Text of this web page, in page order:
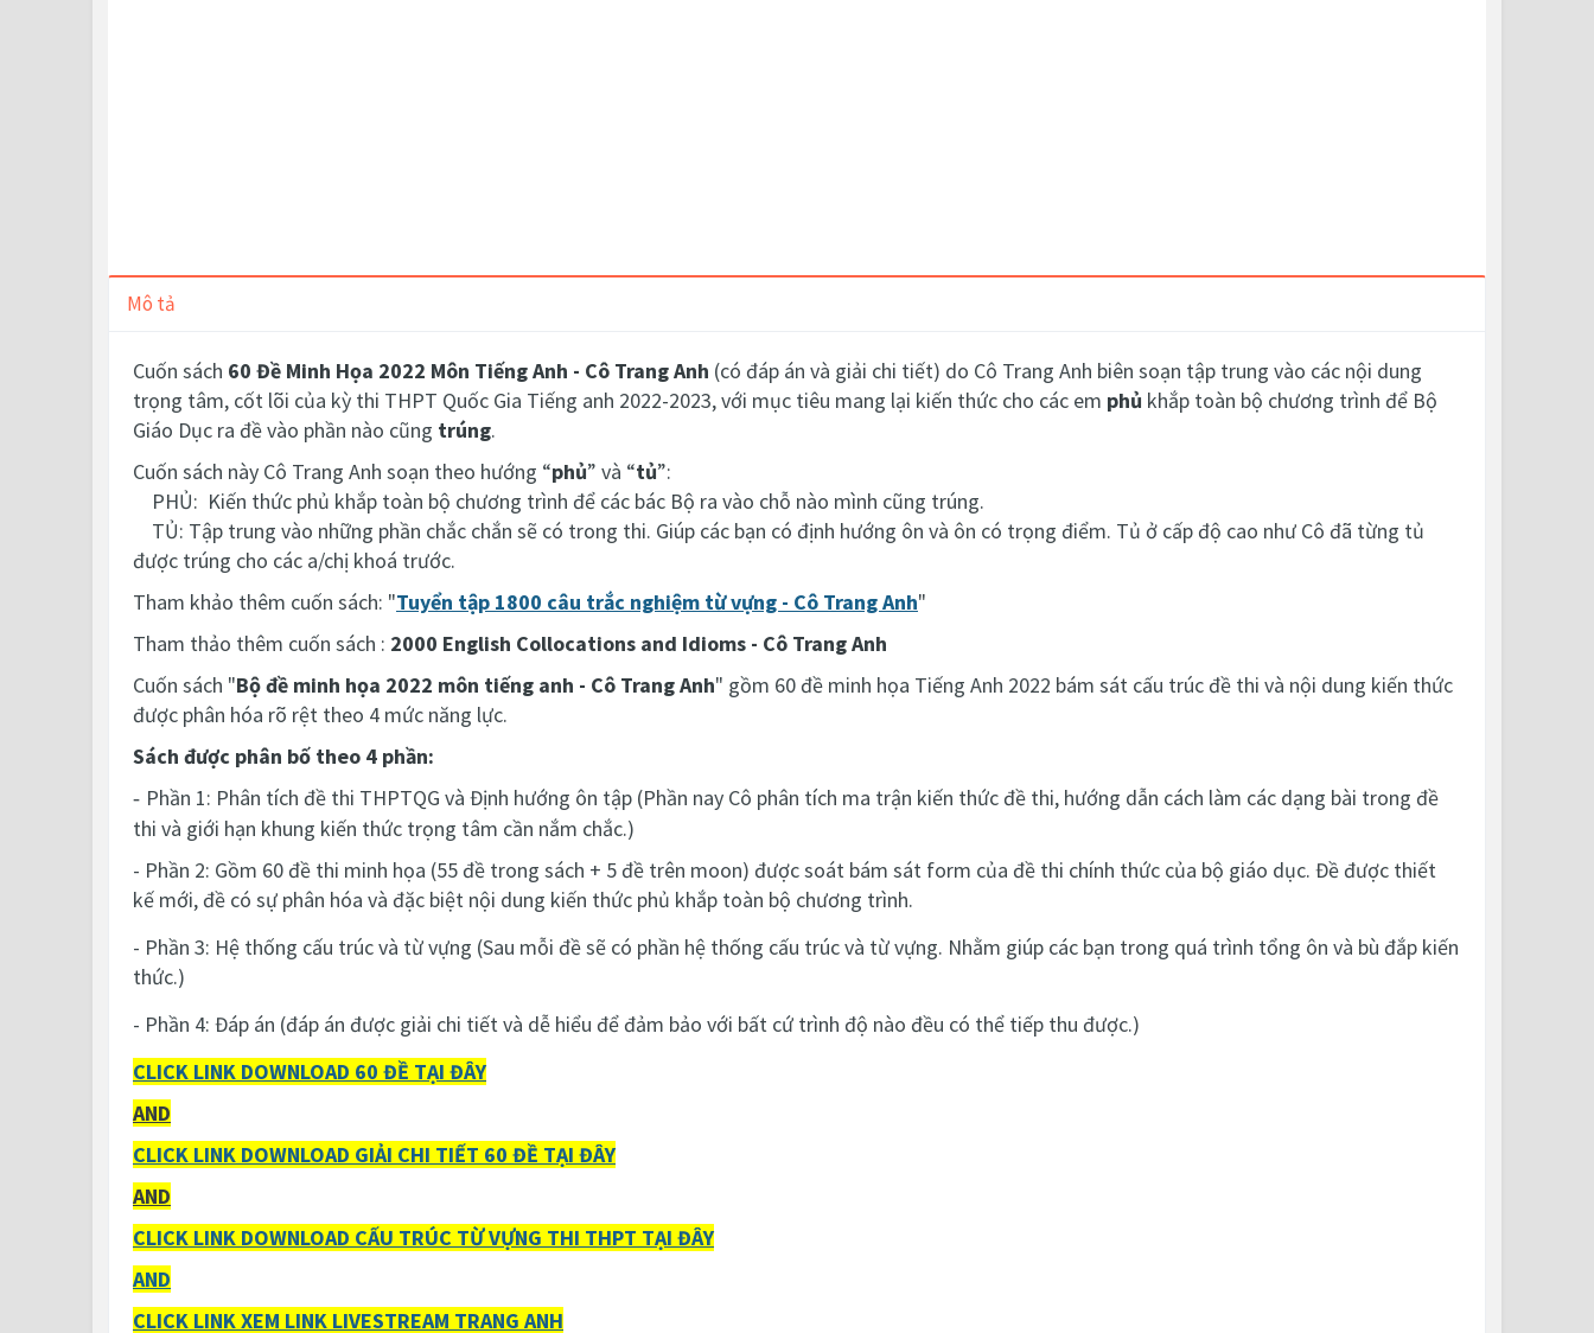
Mô tả
Cuốn sách 60 Đề Minh Họa 2022 Môn Tiếng Anh - Cô Trang Anh (có đáp án và giải chi tiết) do Cô Trang Anh biên soạn tập trung vào các nội dung
trọng tâm, cốt lõi của kỳ thi THPT Quốc Gia Tiếng anh 2022-2023, với mục tiêu mang lại kiến thức cho các em phủ khắp toàn bộ chương trình để Bộ
Giáo Dục ra đề vào phần nào cũng trúng.
Cuốn sách này Cô Trang Anh soạn theo hướng “phủ” và “tủ”:
PHỦ: Kiến thức phủ khắp toàn bộ chương trình để các bác Bộ ra vào chỗ nào mình cũng trúng.
TỦ: Tập trung vào những phần chắc chắn sẽ có trong thi. Giúp các bạn có định hướng ôn và ôn có trọng điểm. Tủ ở cấp độ cao như Cô đã từng tủ
được trúng cho các a/chị khoá trước.
Tham khảo thêm cuốn sách: "Tuyển tập 1800 câu trắc nghiệm từ vựng - Cô Trang Anh"
Tham thảo thêm cuốn sách : 2000 English Collocations and Idioms - Cô Trang Anh
Cuốn sách "Bộ đề minh họa 2022 môn tiếng anh - Cô Trang Anh" gồm 60 đề minh họa Tiếng Anh 2022 bám sát cấu trúc đề thi và nội dung kiến thức
được phân hóa rõ rệt theo 4 mức năng lực.
Sách được phân bố theo 4 phần:
- Phần 1: Phân tích đề thi THPTQG và Định hướng ôn tập (Phần nay Cô phân tích ma trận kiến thức đề thi, hướng dẫn cách làm các dạng bài trong đề
thi và giới hạn khung kiến thức trọng tâm cần nắm chắc.)
- Phần 2: Gồm 60 đề thi minh họa (55 đề trong sách + 5 đề trên moon) được soát bám sát form của đề thi chính thức của bộ giáo dục. Đề được thiết
kế mới, đề có sự phân hóa và đặc biệt nội dung kiến thức phủ khắp toàn bộ chương trình.
- Phần 3: Hệ thống cấu trúc và từ vựng (Sau mỗi đề sẽ có phần hệ thống cấu trúc và từ vựng. Nhằm giúp các bạn trong quá trình tổng ôn và bù đắp kiến
thức.)
- Phần 4: Đáp án (đáp án được giải chi tiết và dễ hiểu để đảm bảo với bất cứ trình độ nào đều có thể tiếp thu được.)
CLICK LINK DOWNLOAD 60 ĐỀ TẠI ĐÂY
AND
CLICK LINK DOWNLOAD GIẢI CHI TIẾT 60 ĐỀ TẠI ĐÂY
AND
CLICK LINK DOWNLOAD CẤU TRÚC TỪ VỰNG THI THPT TẠI ĐÂY
AND
CLICK LINK XEM LINK LIVESTREAM TRANG ANH